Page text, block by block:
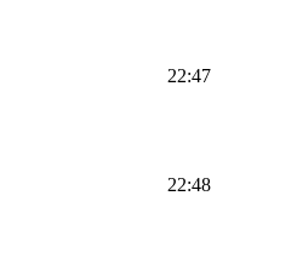
22:47
22:48